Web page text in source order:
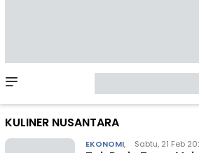
Menu
KULINER NUSANTARA
EKONOMI, Sabtu, 21 Feb